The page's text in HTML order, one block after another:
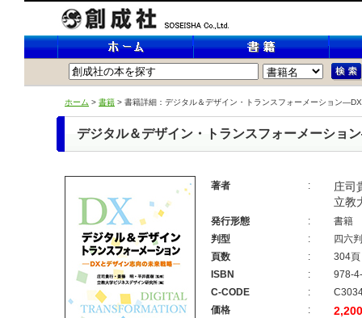
ホーム > 書籍 > 書籍詳細：デジタル＆デザイン・トランスフォーメーション
デジタル＆デザイン・トランスフォーメーシ
著者 :
庄司
立教
発行形態 :
書籍
判型
:
四六判
頁数
:
304頁
ISBN
:
978-
C-CODE
:
価格
: